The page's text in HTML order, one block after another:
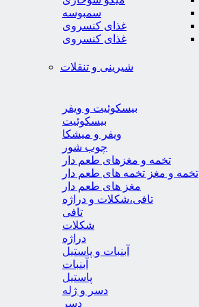
سمبوسه
غذای کنسروی
غذای کنسروی
شیرینی و تنقلات
بیسکوئیت و ویفر
بیسکوئیت
ویفر و میشکا
چوب شور
تخمه و مغزهای طعم دار
تخمه و مغز تخمه های طعم دار
مغز های طعم دار
تافی،شکلات و دراژه
تافی
شکلات
دراژه
آبنبات و پاستیل
آبنبات
پاستیل
دسر و ژله
دسر